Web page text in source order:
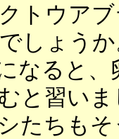
トウア
しょう
なると、
と習い
たちも